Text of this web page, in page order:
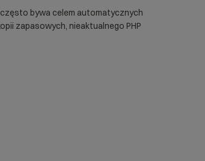
bywa celem automatycznych
zapasowych, nieaktualnego PHP